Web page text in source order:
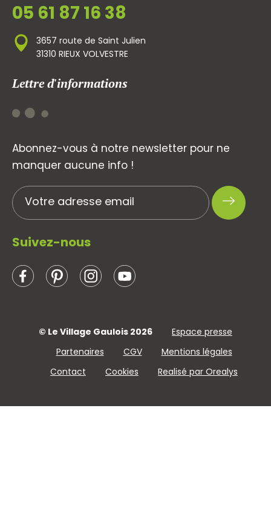
05 61 87 16 38
3657 route de Saint Julien
31310 RIEUX VOLVESTRE
Lettre d'informations
Abonnez-vous à notre newsletter pour ne
manquer aucune info !
Suivez-nous
© Le Village Gaulois 2026
Espace presse
Partenaires
CGV
Mentions légales
Contact
Cookies Realisé par Orealys